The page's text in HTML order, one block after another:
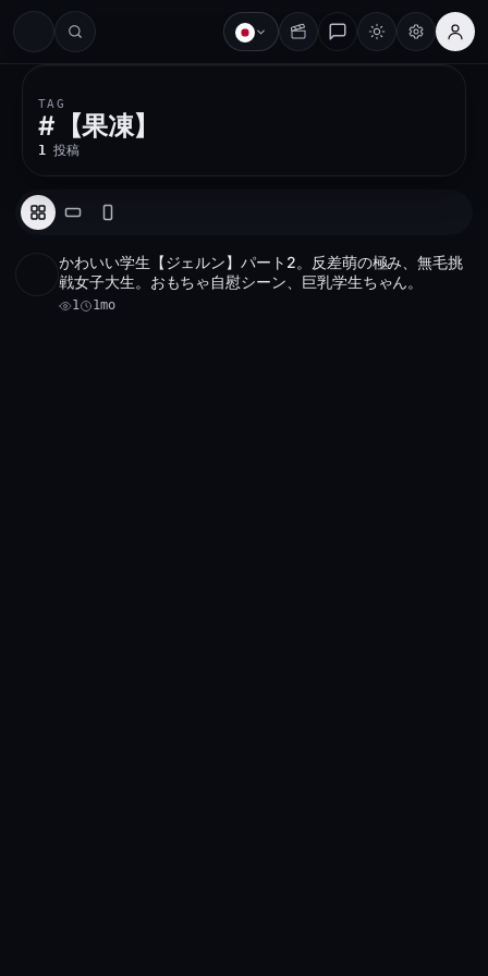
#
TAG
# 【果凍】
1 投稿
アーカイブ 1 件
かわいい学生【ジェルン】パート2。反差萌の極み、無毛挑
戦女子大生。おもちゃ自慰シーン、巨乳学生ちゃん。
1 1mo